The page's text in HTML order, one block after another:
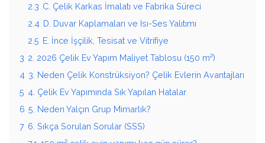
2.3 C. Çelik Karkas İmalatı ve Fabrika Süreci
2.4 D. Duvar Kaplamaları ve Isı-Ses Yalıtımı
2.5 E. İnce İşçilik, Tesisat ve Vitrifiye
3 2. 2026 Çelik Ev Yapım Maliyet Tablosu (150 m²)
4 3. Neden Çelik Konstrüksiyon? Çelik Evlerin Avantajları
5 4. Çelik Ev Yapımında Sık Yapılan Hatalar
6 5. Neden Yalçın Grup Mimarlık?
7 6. Sıkça Sorulan Sorular (SSS)